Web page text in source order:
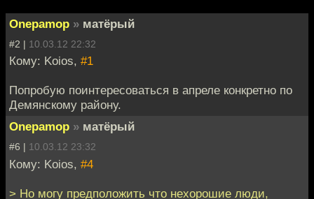
Onepamop » матёрый
#2 | 10.03.12 22:32
Кому: Koios, #1
Попробую поинтересоваться в апреле конкретно по
Демянскому району.
Onepamop » матёрый
#6 | 10.03.12 23:32
Кому: Koios, #4
> Но могу предположить что нехорошие люди,